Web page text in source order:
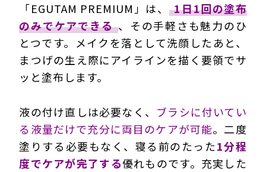
「EGUTAM PREMIUM」は、
1日1回の塗布
のみでケアできる 、その手軽さも魅力のひ
とつです。メイクを落として洗顔したあと、
まつげの生え際にアイラインを描く要領でサ
ッと塗布します。
液の付け直しは必要なく、 ブラシに付いてい
る液量だけで充分に両目のケアが可能。二度
塗りする必要もなく、寝る前のたった1分程
度でケアが完了する優れものです。充実した